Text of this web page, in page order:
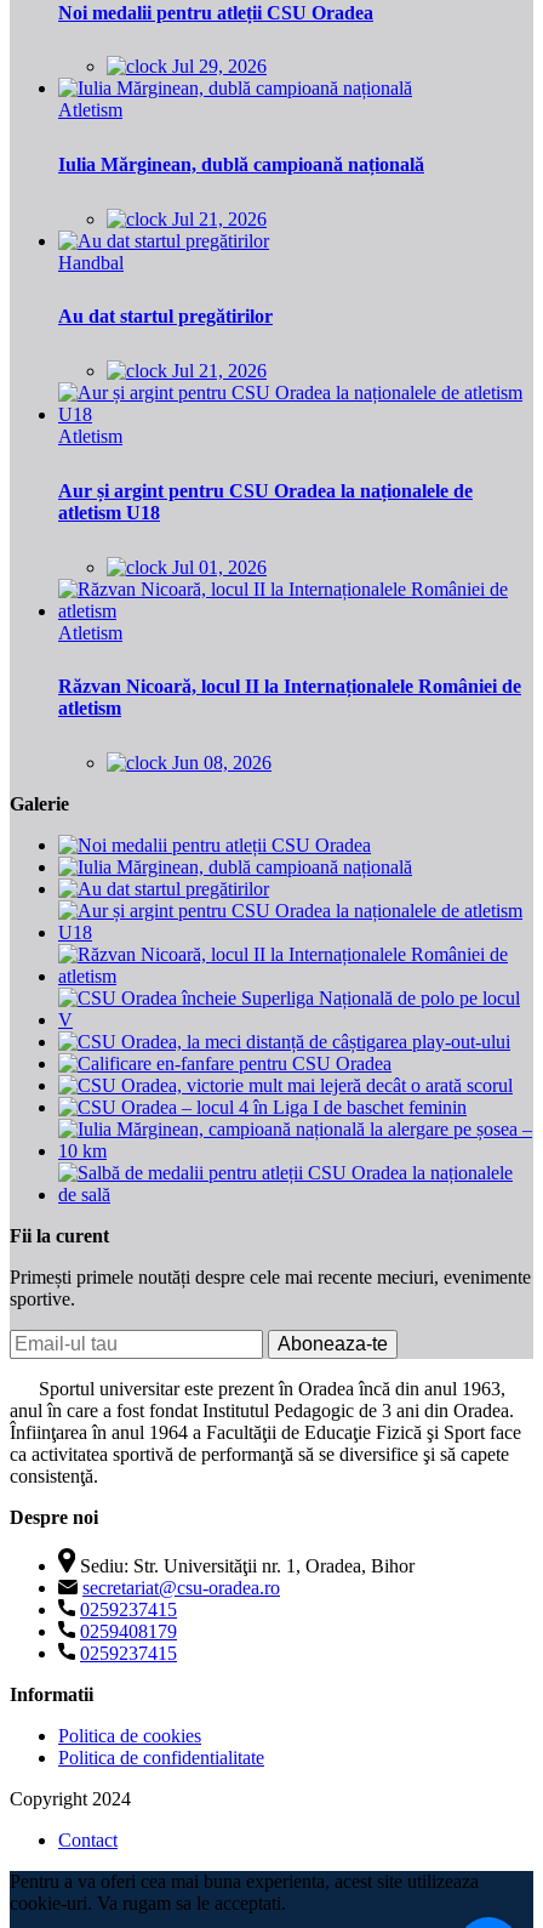
Noi medalii pentru atleții CSU Oradea
Jul 29, 2026
Atletism
Iulia Mărginean, dublă campioană națională
Jul 21, 2026
Handbal
Au dat startul pregătirilor
Jul 21, 2026
Atletism
Aur și argint pentru CSU Oradea la naționalele de
atletism U18
Jul 01, 2026
Atletism
Răzvan Nicoară, locul II la Internaționalele României de
atletism
Jun 08, 2026
Galerie
Fii la curent
Primești primele noutăți despre cele mai recente meciuri, evenimente
sportive.
Aboneaza-te
Sportul universitar este prezent în Oradea încă din anul 1963,
anul în care a fost fondat Institutul Pedagogic de 3 ani din Oradea.
Înfiinţarea în anul 1964 a Facultăţii de Educaţie Fizică şi Sport face
ca activitatea sportivă de performanţă să se diversifice şi să capete
consistenţă.
Despre noi
Sediu: Str. Universităţii nr. 1, Oradea, Bihor
secretariat@csu-oradea.ro
0259237415
0259408179
0259237415
Informatii
Politica de cookies
Politica de confidentialitate
Copyright 2024
Contact
Pentru a va oferi cea mai buna experienta, acest site utilizeaza
cookie-uri. Va rugam sa le acceptati.